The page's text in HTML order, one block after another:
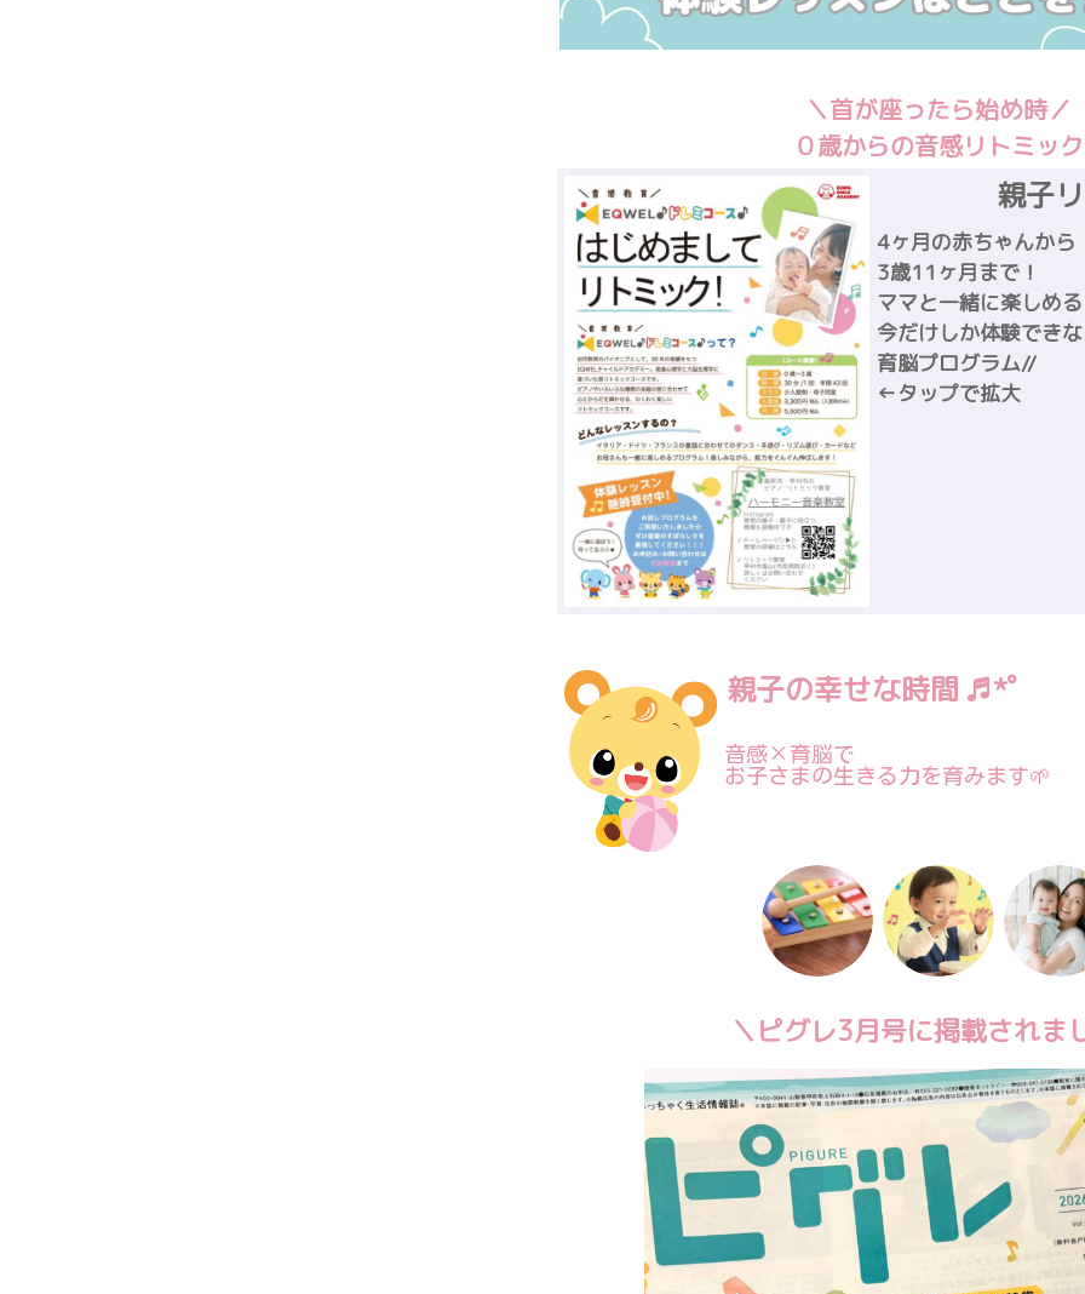
＼首が座ったら始め時／
０歳からの音感リトミック
親子
4ヶ月の赤ちゃんから
3歳11ヶ月まで！
ママと一緒に楽しめる
今だけしか体験でき
育脳プログラム//
←タップで拡大
親子の幸せな時間 ♬*゜
音感×育脳で
お子さまの生きる力を育みます🌱
＼ピグレ3月号に掲載されま